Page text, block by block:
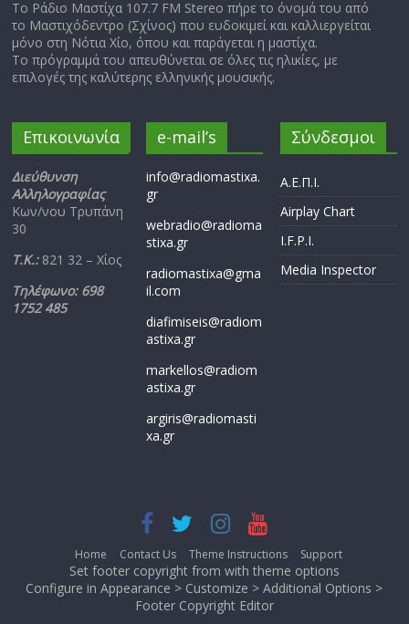
Το Ράδιο Μαστίχα 107.7 FM Stereo πήρε το όνομά του από
το Μαστιχόδεντρο (Σχίνος) που ευδοκιμεί και καλλιεργείται
μόνο στη Νότια Χίο, όπου και παράγεται η μαστίχα.
Το πρόγραμμά του απευθύνεται σε όλες τις ηλικίες, με
επιλογές της καλύτερης ελληνικής μουσικής.
Επικοινωνία
Διεύθυνση
Αλληλογραφίας
Κων/νου Τρυπάνη
30
Τ.Κ.: 821 32 – Χίος
Τηλέφωνο: 698
1752 485
e-mail’s
info@radiomastixa.
gr
webradio@radioma
stixa.gr
radiomastixa@gma
il.com
diafimiseis@radiom
astixa.gr
markellos@radiom
astixa.gr
argiris@radiomasti
xa.gr
Σύνδεσμοι
Α.Ε.Π.Ι.
Airplay Chart
I.F.P.I.
Media Inspector
Home Contact Us Theme Instructions Support
Set footer copyright from with theme options
Configure in Appearance > Customize > Additional Options >
Footer Copyright Editor